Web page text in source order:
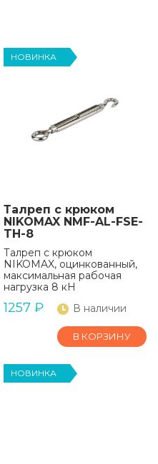
НОВИНКА
Талреп с крюком
NIKOMAX NMF-AL-FSE-
TH-8
Талреп с крюком
NIKOMAX, оцинкованный,
максимальная рабочая
нагрузка 8 кН
1257 ₽ В наличии
В КОРЗИНУ
НОВИНКА